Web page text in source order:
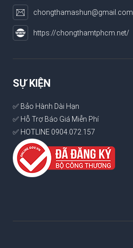
chongthamashun@gmail.com
https://chongthamtphcm.net/
SỰ KIỆN
✅ Bảo Hành Dài Hạn
✅ Hỗ Trợ Báo Giá Miễn Phí
✅ HOTLINE 0904.072.157